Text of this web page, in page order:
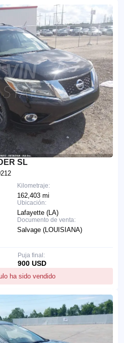
SL
Kilometraje:
162,403 mi
Ubicación:
Lafayette (LA)
Documento de venta:
Salvage (LOUISIANA)
ha sido vendido
Puja final:
900 USD